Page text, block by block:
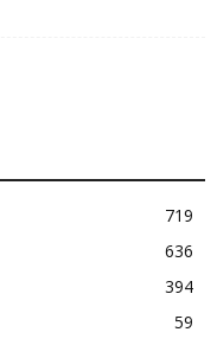
719
636
394
59